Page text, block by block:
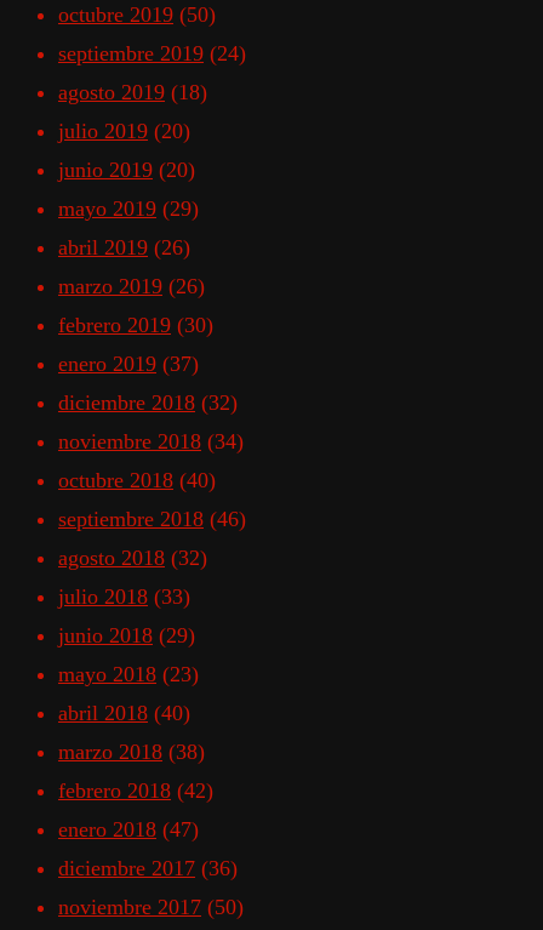
octubre 2019 (50)
septiembre 2019 (24)
agosto 2019 (18)
julio 2019 (20)
junio 2019 (20)
mayo 2019 (29)
abril 2019 (26)
marzo 2019 (26)
febrero 2019 (30)
enero 2019 (37)
diciembre 2018 (32)
noviembre 2018 (34)
octubre 2018 (40)
septiembre 2018 (46)
agosto 2018 (32)
julio 2018 (33)
junio 2018 (29)
mayo 2018 (23)
abril 2018 (40)
marzo 2018 (38)
febrero 2018 (42)
enero 2018 (47)
diciembre 2017 (36)
noviembre 2017 (50)